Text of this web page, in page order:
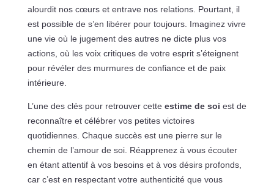
alourdit nos cœurs et entrave nos relations. Pourtant, il
est possible de s’en libérer pour toujours. Imaginez vivre
une vie où le jugement des autres ne dicte plus vos
actions, où les voix critiques de votre esprit s’éteignent
pour révéler des murmures de confiance et de paix
intérieure.
L’une des clés pour retrouver cette estime de soi est de
reconnaître et célébrer vos petites victoires
quotidiennes. Chaque succès est une pierre sur le
chemin de l’amour de soi. Réapprenez à vous écouter
en étant attentif à vos besoins et à vos désirs profonds,
car c’est en respectant votre authenticité que vous